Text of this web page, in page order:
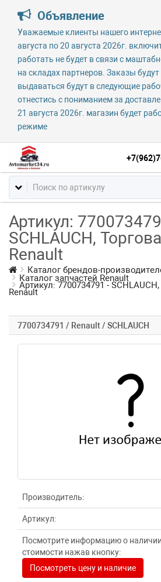
Объявление
Уважаемые клиенты нашего
августа по 20 августа 2026г.
работать не будет в связи с
на складах партнеров. Заказы
выдаваться будут в следующие
отнестись с пониманием за
21 августа 2026г. магазин будет
режиме
Артикул:
SCHLAUCH,
Renault
Каталог брендов-
Каталог запчастей Renault
Артикул: 7700734791 -
Renault
7700734791 / Renault / SCHLAUCH
Производитель:
Артикул:
Посмотрите информацию о
стоимости нажав кнопку:
Посмотреть цену и наличие